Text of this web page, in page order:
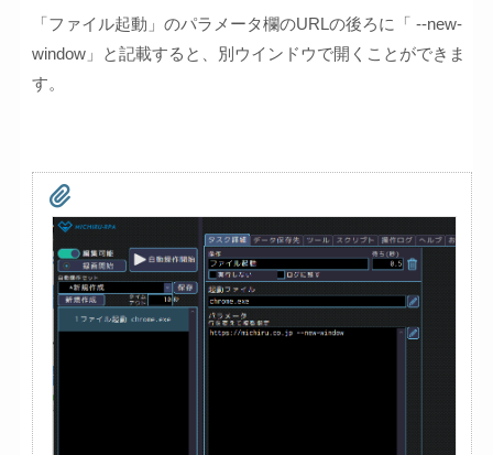
「ファイル起動」のパラメータ欄のURLの後ろに「 --new-
window」と記載すると、別ウインドウで開くことができま
す。